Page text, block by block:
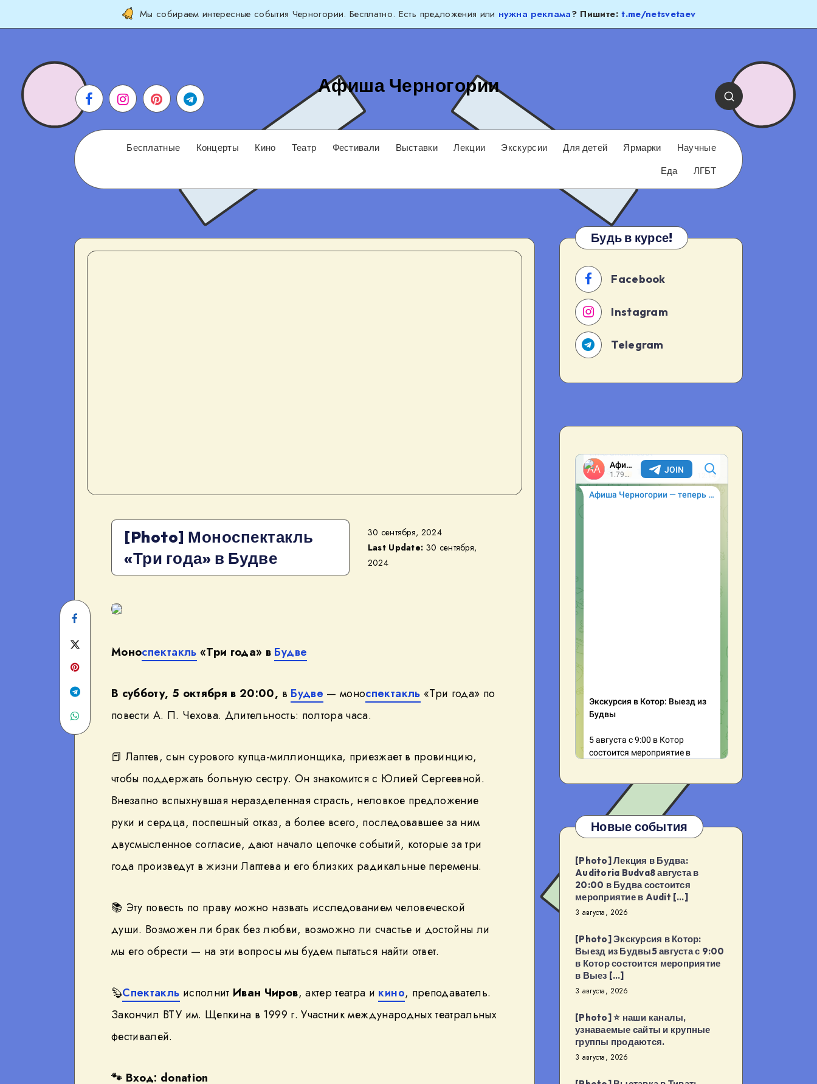
Мы собираем интересные события Черногории. Бесплатно. Есть предложения или нужна реклама? Пишите:t.me/netsvetaev
Афиша Черногории
Бесплатные Концерты Кино Театр Фестивали Выставки Лекции Экскурсии Для детей Ярмарки
Научные
Еда
ЛГБТ
[Photo] Моноспектакль
«Три года» в Будве
30 сентября, 2024
Last Update: 30 сентября,
2024
Share
on
Facebook
Twitter
Share
Share
WhatsApp
Моноспектакль «Три года» в Будве
В субботу, 5 октября в 20:00, в Будве — моноспектакль «Три года» по
повести А. П. Чехова. Длительность: полтора часа.
📕 Лаптев, сын сурового купца-миллионщика, приезжает в провинцию,
чтобы поддержать больную сестру. Он знакомится с Юлией Сергеевной.
Внезапно вспыхнувшая неразделенная страсть, неловкое предложение
руки и сердца, поспешный отказ, а более всего, последовавшее за ним
двусмысленное согласие, дают начало цепочке событий, которые за три
года произведут в жизни Лаптева и его близких радикальные перемены.
📚 Эту повесть по праву можно назвать исследованием человеческой
души. Возможен ли брак без любви, возможно ли счастье и достойны ли
мы его обрести — на эти вопросы мы будем пытаться найти ответ.
🦫Спектакль исполнит Иван Чиров, актер театра и кино, преподаватель.
Закончил ВТУ им. Щепкина в 1999 г. Участник международных театральных
фестивалей.
🐾 Вход: donation
Будь в курсе!
Facebook
Instagram
Telegram
Новые события
[Photo] Лекция в Будва:
Auditoria Budva8 августа в
20:00 в Будва состоится
мероприятие в Audit […]
3 августа, 2026
[Photo] Экскурсия в Котор:
Выезд из Будвы5 августа с 9:00
в Котор состоится мероприятие
в Выез […]
3 августа, 2026
[Photo] ⭐️ наши каналы,
узнаваемые сайты и крупные
группы продаются.
3 августа, 2026